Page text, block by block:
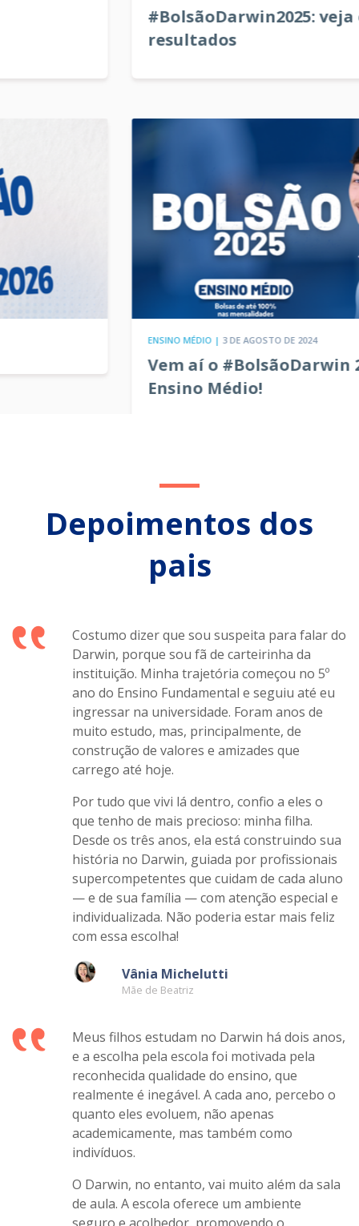
#BolsãoDarwin2025: veja os
3 DE AGOSTO DE 2024
Vem aí o #BolsãoDarwin 2025 para o
Depoimentos dos
Costumo dizer que sou suspeita para falar do
Darwin, porque sou fã de carteirinha da
instituição. Minha trajetória começou no 5º
ano do Ensino Fundamental e seguiu até eu
ingressar na universidade. Foram anos de
construção de valores e amizades que
carrego até hoje.
Por tudo que vivi lá dentro, confio a eles o
que tenho de mais precioso: minha filha.
Desde os três anos, ela está construindo sua
história no Darwin, guiada por profissionais
supercompetentes que cuidam de cada aluno
individualizada. Não poderia estar mais feliz
com essa escolha!
Mãe de Beatriz
Meus filhos estudam no Darwin há dois anos,
e a escolha pela escola foi motivada pela
reconhecida qualidade do ensino, que
realmente é inegável. A cada ano, percebo o
academicamente, mas também como
indivíduos.